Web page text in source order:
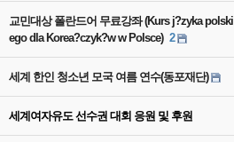
교민대상 폴란드어 무료강좌 (Kurs j?zyka polski
ego dla Korea?czyk?w w Polsce) 2
세계 한인 청소년 모국 여름 연수(동포재단)
세계여자유도 선수권 대회 응원 및 후원